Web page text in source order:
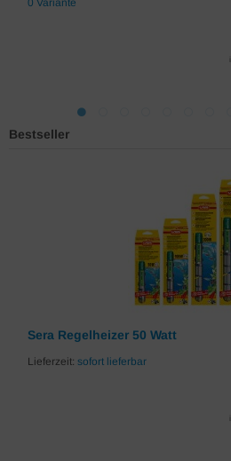
0 Variante
Bestseller
Sera Regelheizer 50 Watt
Lieferzeit: sofort lieferbar